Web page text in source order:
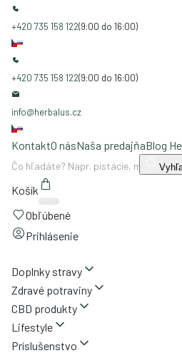
+420 735 158 122(9:00 do 16:00)
+420 735 158 122(9:00 do 16:00)
info@herbalus.cz
KontaktO násNaša predajňaBlog
Košík
Obľúbené
Prihlásenie
Doplnky stravy
Zdravé potraviny
CBD produkty
Lifestyle
Príslušenstvo